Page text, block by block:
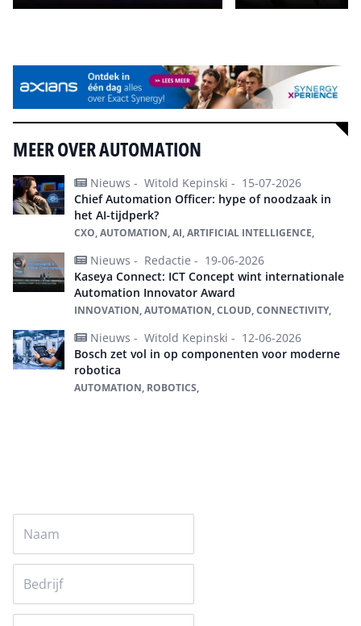
MEER OVER AUTOMATION
Nieuws - Witold Kepinski - 15-07-2026
Chief Automation Officer: hype of noodzaak in
het AI-tijdperk?
CXO, AUTOMATION, AI, ARTIFICIAL INTELLIGENCE,
Nieuws - Redactie - 19-06-2026
Kaseya Connect: ICT Concept wint internationale
Automation Innovator Award
INNOVATION, AUTOMATION, CLOUD, CONNECTIVITY,
Nieuws - Witold Kepinski - 12-06-2026
Bosch zet vol in op componenten voor moderne
robotica
AUTOMATION, ROBOTICS,